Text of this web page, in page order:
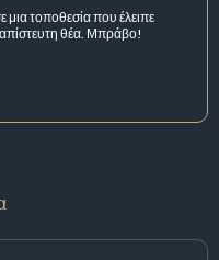
μια τοποθεσία που έλειπε
απίστευτη θέα. Μπράβο!